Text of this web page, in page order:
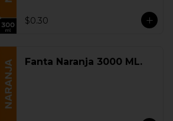
$0.30
Fanta Naranja 3000 ML.